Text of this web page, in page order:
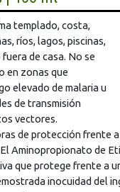
templado, costa,
ríos, lagos, piscinas,
de casa. No se
en zonas que
elevado de malaria u
de transmisión
vectores.
de protección frente
Aminopropionato de
que protege frente a
inocuidad del